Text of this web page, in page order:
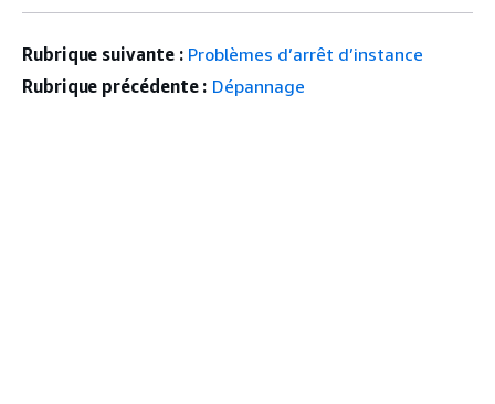
Rubrique suivante : Problèmes d’arrêt d’instance
Rubrique précédente : Dépannage